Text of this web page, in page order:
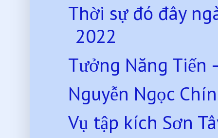
Thời sự đó đây
2022
Tưởng Năng Tiến
Nguyễn Ngọc
Vụ tập kích Sơn